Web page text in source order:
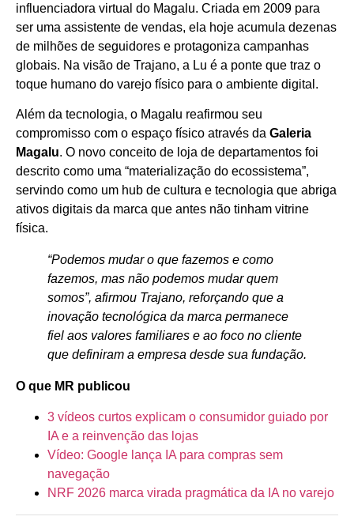
influenciadora virtual do Magalu. Criada em 2009 para
ser uma assistente de vendas, ela hoje acumula dezenas
de milhões de seguidores e protagoniza campanhas
globais. Na visão de Trajano, a Lu é a ponte que traz o
toque humano do varejo físico para o ambiente digital.
Além da tecnologia, o Magalu reafirmou seu
compromisso com o espaço físico através da Galeria
Magalu. O novo conceito de loja de departamentos foi
descrito como uma “materialização do ecossistema”,
servindo como um hub de cultura e tecnologia que abriga
ativos digitais da marca que antes não tinham vitrine
física.
“Podemos mudar o que fazemos e como
fazemos, mas não podemos mudar quem
somos”, afirmou Trajano, reforçando que a
inovação tecnológica da marca permanece
fiel aos valores familiares e ao foco no cliente
que definiram a empresa desde sua fundação.
O que MR publicou
3 vídeos curtos explicam o consumidor guiado por
IA e a reinvenção das lojas
Vídeo: Google lança IA para compras sem
navegação
NRF 2026 marca virada pragmática da IA no varejo